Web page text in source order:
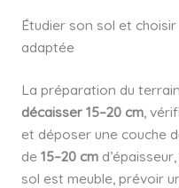
Étudier son sol et
adaptée
La préparation du
décaisser 15–20 cm,
et déposer une couche
de 15–20 cm
sol est meuble, prévoir